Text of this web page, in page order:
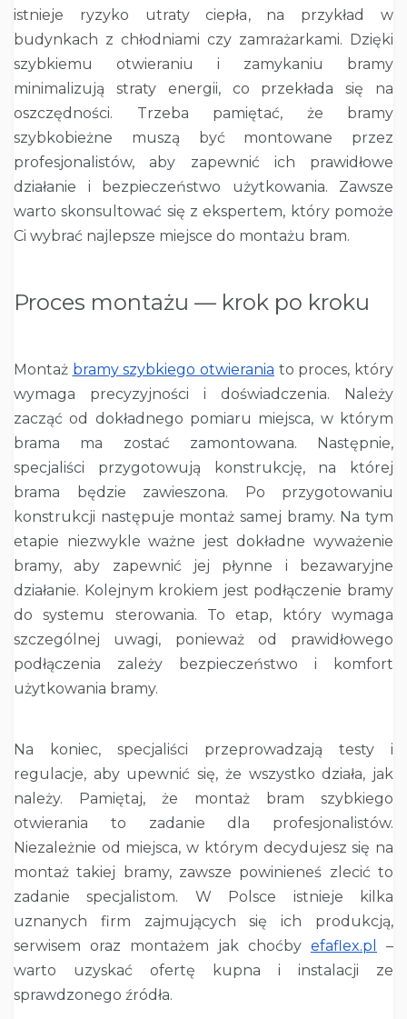
istnieje ryzyko utraty ciepła, na przykład w
budynkach z chłodniami czy zamrażarkami. Dzięki
szybkiemu otwieraniu i zamykaniu bramy
minimalizują straty energii, co przekłada się na
oszczędności. Trzeba pamiętać, że bramy
szybkobieżne muszą być montowane przez
profesjonalistów, aby zapewnić ich prawidłowe
działanie i bezpieczeństwo użytkowania. Zawsze
warto skonsultować się z ekspertem, który pomoże
Ci wybrać najlepsze miejsce do montażu bram.
Proces montażu — krok po kroku
Montaż bramy szybkiego otwierania to proces, który
wymaga precyzyjności i doświadczenia. Należy
zacząć od dokładnego pomiaru miejsca, w którym
brama ma zostać zamontowana. Następnie,
specjaliści przygotowują konstrukcję, na której
brama będzie zawieszona. Po przygotowaniu
konstrukcji następuje montaż samej bramy. Na tym
etapie niezwykle ważne jest dokładne wyważenie
bramy, aby zapewnić jej płynne i bezawaryjne
działanie. Kolejnym krokiem jest podłączenie bramy
do systemu sterowania. To etap, który wymaga
szczególnej uwagi, ponieważ od prawidłowego
podłączenia zależy bezpieczeństwo i komfort
użytkowania bramy.
Na koniec, specjaliści przeprowadzają testy i
regulacje, aby upewnić się, że wszystko działa, jak
należy. Pamiętaj, że montaż bram szybkiego
otwierania to zadanie dla profesjonalistów.
Niezależnie od miejsca, w którym decydujesz się na
montaż takiej bramy, zawsze powinieneś zlecić to
zadanie specjalistom. W Polsce istnieje kilka
uznanych firm zajmujących się ich produkcją,
serwisem oraz montażem jak choćby efaflex.pl
–
warto uzyskać ofertę kupna i instalacji ze
sprawdzonego źródła.